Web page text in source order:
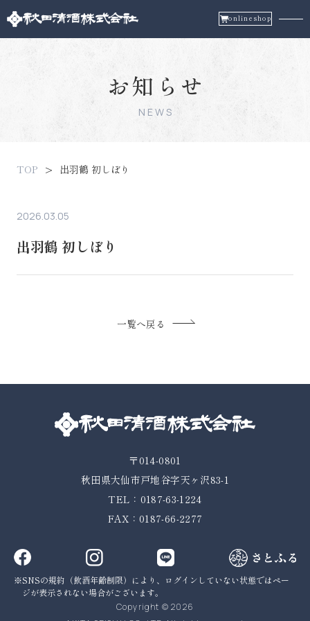
onlineshop
お知らせ
NEWS
TOP 出羽鶴 初しぼり
2026.03.05
出羽鶴 初しぼり
一覧へ戻る
〒014-0801
秋田県大仙市戸地谷字天ヶ沢83-1
TEL：0187-63-1224
FAX：0187-66-2277
SNSの規約（飲酒年齢制限）により、ログインしていない状態ではペー
ジが表示されない場合がございます。
Copyright © 2026